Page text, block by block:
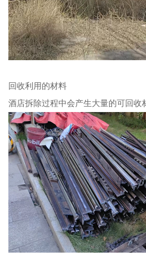
回收利用的材料
酒店拆除过程中会产生大量的可回收